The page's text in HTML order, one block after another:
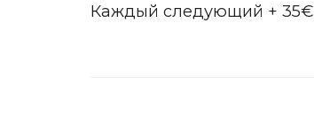
Каждый следующий + 35€